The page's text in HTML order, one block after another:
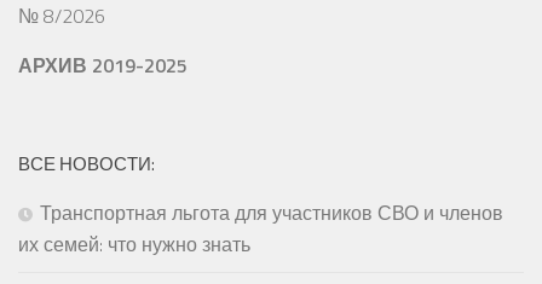
№ 8/2026
АРХИВ 2019-2025
ВСЕ НОВОСТИ:
Транспортная льгота для участников СВО и членов
их семей: что нужно знать